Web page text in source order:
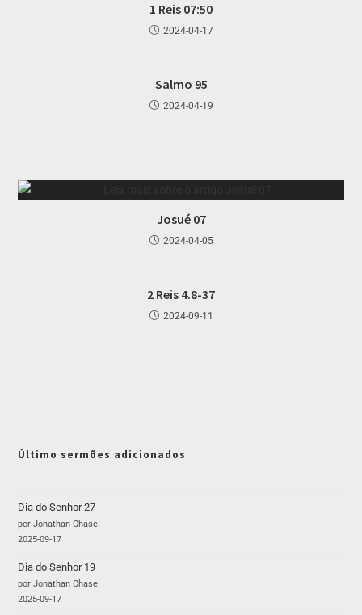
1 Reis 07:50
2024-04-17
Salmo 95
2024-04-19
Josué 07
2024-04-05
2 Reis 4.8-37
2024-09-11
Último sermões adicionados
Dia do Senhor 27
por Jonathan Chase
2025-09-17
Dia do Senhor 19
por Jonathan Chase
2025-09-17